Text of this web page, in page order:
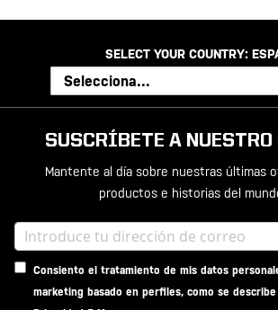
SELECT YOUR COUNTRY:
SUSCRÍBETE A NUESTRO
Mantente al día sobre nuestras últimas
productos e historias del
Consiento el tratamiento de mis datos
marketing basado en perfiles, como se